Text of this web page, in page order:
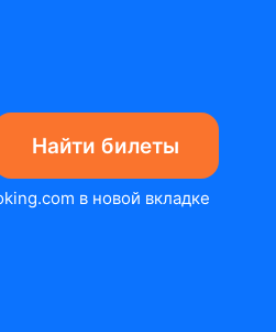
Найти билеты
в новой вкладке